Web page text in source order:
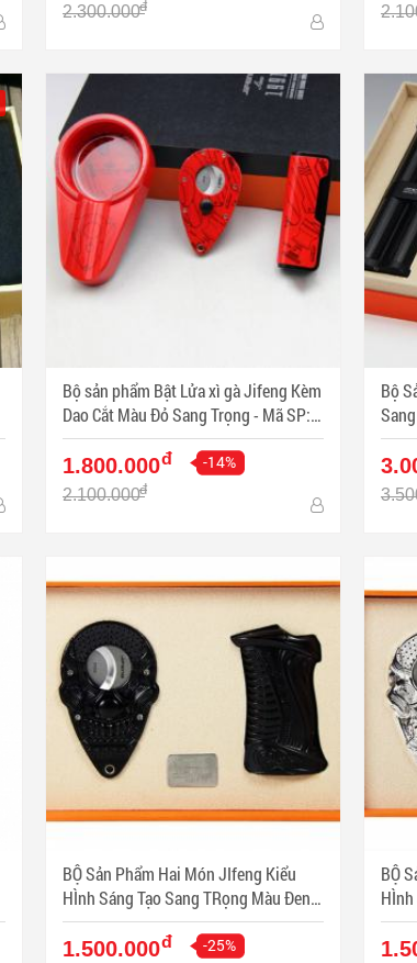
2.300.000đ
Bộ sản phẩm Bật Lửa xì gà Jifeng Kèm
Dao Cắt Màu Đỏ Sang Trọng - Mã SP:
PKXG331
1.800.000đ -14%
2.100.000đ
Bộ
BỘ Sản Phẩm Hai Món JIfeng Kiểu
HÌnh Sáng Tạo Sang TRọng Màu Đen -
Mã SP: PKXG356
1.500.000đ -25%
BỘ
HÌnh
Mã